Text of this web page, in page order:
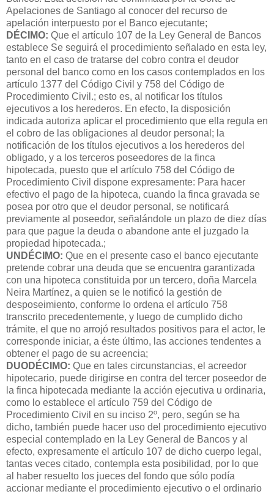
Apelaciones de Santiago al conocer del recurso de
apelación interpuesto por el Banco ejecutante;
DÉCIMO: Que el artículo 107 de la Ley General de Bancos
establece Se seguirá el procedimiento señalado en esta ley,
tanto en el caso de tratarse del cobro contra el deudor
personal del banco como en los casos contemplados en los
artículo 1377 del Código Civil y 758 del Código de
Procedimiento Civil.; esto es, al notificar los títulos
ejecutivos a los herederos. En efecto, la disposición
indicada autoriza aplicar el procedimiento que ella regula en
el cobro de las obligaciones al deudor personal; la
notificación de los títulos ejecutivos a los herederos del
obligado, y a los terceros poseedores de la finca
hipotecada, puesto que el artículo 758 del Código de
Procedimiento Civil dispone expresamente: Para hacer
efectivo el pago de la hipoteca, cuando la finca gravada se
posea por otro que el deudor personal, se notificará
previamente al poseedor, señalándole un plazo de diez días
para que pague la deuda o abandone ante el juzgado la
propiedad hipotecada.;
UNDÉCIMO: Que en el presente caso el banco ejecutante
pretende cobrar una deuda que se encuentra garantizada
con una hipoteca constituida por un tercero, doña Marcela
Neira Martínez, a quien se le notificó la gestión de
desposeimiento, conforme lo ordena el artículo 758
transcrito precedentemente, y luego de cumplido dicho
trámite, el que no arrojó resultados positivos para el actor, le
corresponde iniciar, a éste último, las acciones tendentes a
obtener el pago de su acreencia;
DUODÉCIMO: Que en tales circunstancias, el acreedor
hipotecario, puede dirigirse en contra del tercer poseedor de
la finca hipotecada mediante la acción ejecutiva u ordinaria,
como lo establece el artículo 759 del Código de
Procedimiento Civil en su inciso 2º, pero, según se ha
dicho, también puede hacer uso del procedimiento ejecutivo
especial contemplado en la Ley General de Bancos y al
efecto, expresamente el artículo 107 de dicho cuerpo legal,
tantas veces citado, contempla esta posibilidad, por lo que
al haber resuelto los jueces del fondo que sólo podía
accionar mediante el procedimiento ejecutivo o el ordinario